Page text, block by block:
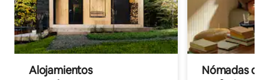
Alojamientos
Nómadas